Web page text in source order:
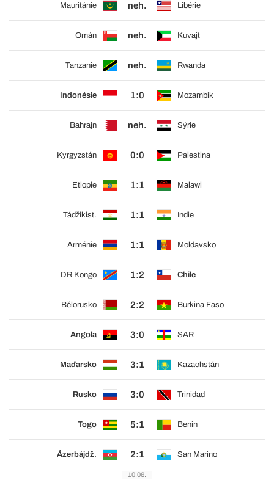
Mauritánie neh. Libérie
Omán neh. Kuvajt
Tanzanie neh. Rwanda
Indonésie 1:0 Mozambik
Bahrajn neh. Sýrie
Kyrgyzstán 0:0 Palestina
Etiopie 1:1 Malawi
Tádžikist. 1:1 Indie
Arménie 1:1 Moldavsko
DR Kongo 1:2 Chile
Bělorusko 2:2 Burkina Faso
Angola 3:0 SAR
Maďarsko 3:1 Kazachstán
Rusko 3:0 Trinidad
Togo 5:1 Benin
Ázerbájdž. 2:1 San Marino
10.06.